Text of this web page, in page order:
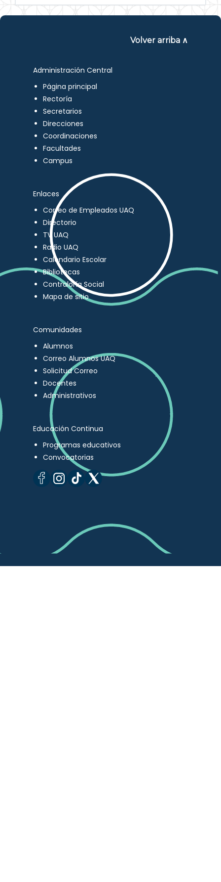
Volver arriba ∧
Administración Central
Página principal
Rectoría
Secretarios
Direcciones
Coordinaciones
Facultades
Campus
Enlaces
Correo de Empleados UAQ
Directorio
TV UAQ
Radio UAQ
Calendario Escolar
Bibliotecas
Contraloría Social
Mapa de sitio
Comunidades
Alumnos
Correo Alumnos UAQ
Solicitud Correo
Docentes
Administrativos
Educación Continua
Programas educativos
Convocatorias